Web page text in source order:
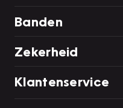
Banden
Zekerheid
Klantenservice